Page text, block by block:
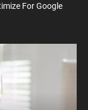
For Google